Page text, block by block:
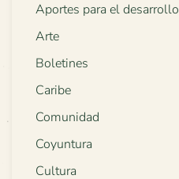
Aportes para el desarrollo
Arte
Boletines
Caribe
Comunidad
Coyuntura
Cultura